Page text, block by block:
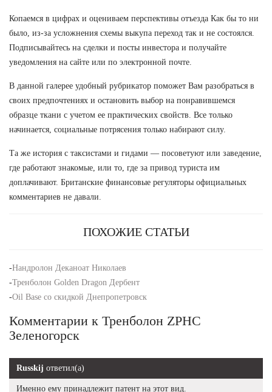
Копаемся в цифрах и оцениваем перспективы отъезда Как бы то ни
было, из-за усложнения схемы выкупа переход так и не состоялся.
Подписывайтесь на сделки и посты инвестора и получайте
уведомления на сайте или по электронной почте.
В данной галерее удобный рубрикатор поможет Вам разобраться в
своих предпочтениях и остановить выбор на понравившемся
образце ткани с учетом ее практических свойств. Все только
начинается, социальные потрясения только набирают силу.
Та же история с таксистами и гидами — посоветуют или заведение,
где работают знакомые, или то, где за привод туриста им
доплачивают. Британские финансовые регуляторы официальных
комментариев не давали.
ПОХОЖИЕ СТАТЬИ
-Нандролон Деканоат Николаев
-Тренболон Golden Dragon Дербент
-Oil Base со скидкой Днепропетровск
Комментарии к Тренболон ZPHC
Зеленогорск
Russkij ответил(а)
Именно ему принадлежит патент на этот вид.